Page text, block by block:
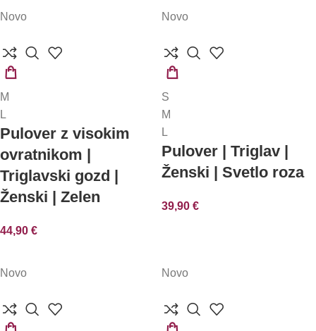
Novo
MOŽNOSTI
M
L
Pulover z visokim
ovratnikom |
Triglavski gozd |
Ženski | Zelen
44,90 €
Novo
MOŽNOSTI
S
M
L
Pulover | Triglav |
Ženski | Svetlo roza
39,90 €
Novo Novo